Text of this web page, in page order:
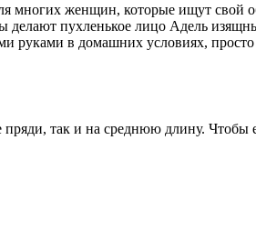
многих женщин, которые ищут свой
делают пухленькое лицо Адель
руками в домашних условиях, просто
так и на среднюю длину. Чтобы